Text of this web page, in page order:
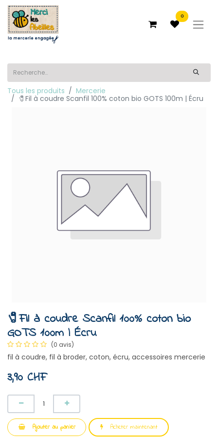
0
Tous les produits
Mercerie
🧷Fil à coudre Scanfil 100% coton bio GOTS 100m | Écru
🧷Fil à coudre Scanfil 100% coton bio
GOTS 100m | Écru
(0 avis)
fil à coudre, fil à broder, coton, écru, accessoires mercerie
3,90 CHF
Ajouter au panier Acheter maintenant